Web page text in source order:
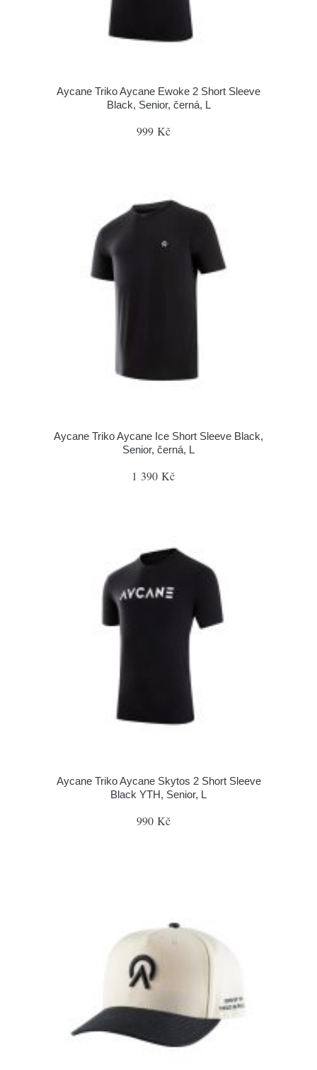
Aycane Triko Aycane Ewoke 2 Short Sleeve
Black, Senior, černá, L
999 Kč
Aycane Triko Aycane Ice Short Sleeve Black,
Senior, černá, L
1 390 Kč
Aycane Triko Aycane Skytos 2 Short Sleeve
Black YTH, Senior, L
990 Kč